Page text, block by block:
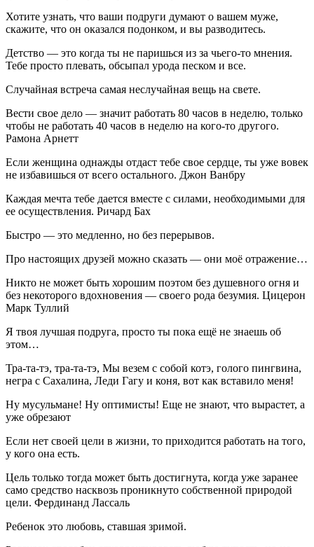
Хотите узнать, что ваши подруги думают о вашем муже,
скажите, что он оказался подонком, и вы разводитесь.
Детство — это когда ты не паришься из за чьего-то мнения.
Тебе просто плевать, обсыпал урода песком и все.
Случайная встреча самая неслучайная вещь на свете.
Вести свое дело — значит работать 80 часов в неделю, только
чтобы не работать 40 часов в неделю на кого-то другого.
Рамона Арнетт
Если женщина однажды отдаст тебе свое сердце, ты уже вовек
не избавишься от всего остального. Джон Ванбру
Каждая мечта тебе дается вместе с силами, необходимыми для
ее осуществления. Ричард Бах
Быстро — это медленно, но без перерывов.
Про настоящих друзей можно сказать — они моё отражение…
Никто не может быть хорошим поэтом без душевного огня и
без некоторого вдохновения — своего рода безумия. Цицерон
Марк Туллий
Я твоя лучшая подруга, просто ты пока ещё не знаешь об
этом…
Тра-та-тэ, тра-та-тэ, Мы везем с собой котэ, голого пингвина,
негра с Сахалина, Леди Гагу и коня, вот как вставило меня!
Ну мусульмане! Ну оптимисты! Еще не знают, что вырастет, а
уже обрезают
Если нет своей цели в жизни, то приходится работать на того,
у кого она есть.
Цель только тогда может быть достигнута, когда уже заранее
само средство насквозь проникнуто собственной природой
цели. Фердинанд Лассаль
Ребенок это любовь, ставшая зримой.